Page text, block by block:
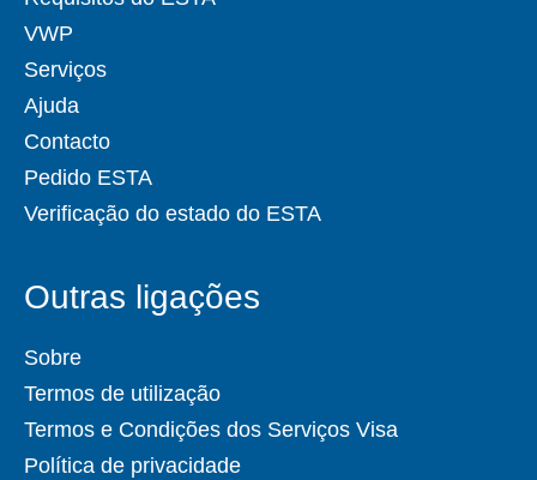
VWP
Serviços
Ajuda
Contacto
Pedido ESTA
Verificação do estado do ESTA
Outras ligações
Sobre
Termos de utilização
Termos e Condições dos Serviços Visa
Política de privacidade